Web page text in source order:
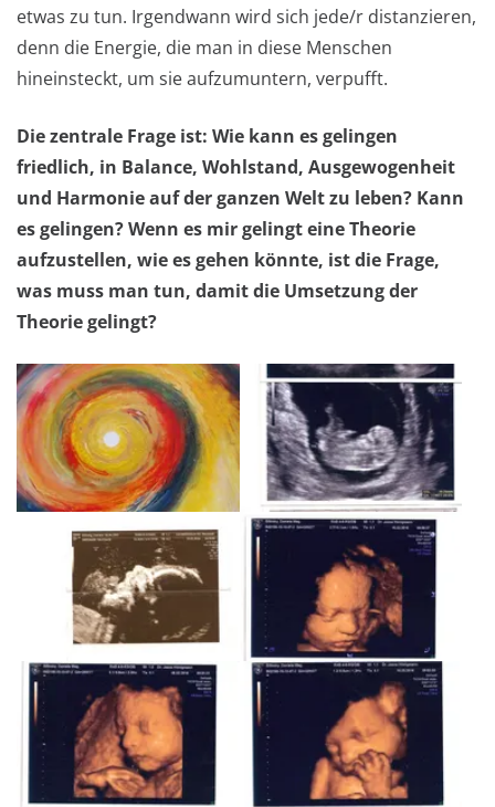
etwas zu tun. Irgendwann wird sich jede/r distanzieren,
denn die Energie, die man in diese Menschen
hineinsteckt, um sie aufzumuntern, verpufft.
Die zentrale Frage ist: Wie kann es gelingen
friedlich, in Balance, Wohlstand, Ausgewogenheit
und Harmonie auf der ganzen Welt zu leben? Kann
es gelingen? Wenn es mir gelingt eine Theorie
aufzustellen, wie es gehen könnte, ist die Frage,
was muss man tun, damit die Umsetzung der
Theorie gelingt?